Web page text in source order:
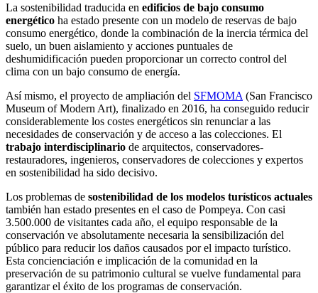
La sostenibilidad traducida en edificios de bajo consumo
energético ha estado presente con un modelo de reservas de bajo
consumo energético, donde la combinación de la inercia térmica del
suelo, un buen aislamiento y acciones puntuales de
deshumidificación pueden proporcionar un correcto control del
clima con un bajo consumo de energía.
Así mismo, el proyecto de ampliación del SFMOMA (San Francisco
Museum of Modern Art), finalizado en 2016, ha conseguido reducir
considerablemente los costes energéticos sin renunciar a las
necesidades de conservación y de acceso a las colecciones. El
trabajo interdisciplinario de arquitectos, conservadores-
restauradores, ingenieros, conservadores de colecciones y expertos
en sostenibilidad ha sido decisivo.
Los problemas de sostenibilidad de los modelos turísticos actuales
también han estado presentes en el caso de Pompeya. Con casi
3.500.000 de visitantes cada año, el equipo responsable de la
conservación ve absolutamente necesaria la sensibilización del
público para reducir los daños causados por el impacto turístico.
Esta concienciación e implicación de la comunidad en la
preservación de su patrimonio cultural se vuelve fundamental para
garantizar el éxito de los programas de conservación.